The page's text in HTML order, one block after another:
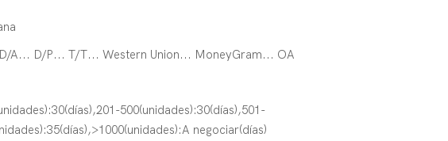
A... D/P... T/T... Western Union... MoneyGram... OA
500(unidades):30(días),501-
negociar(días)